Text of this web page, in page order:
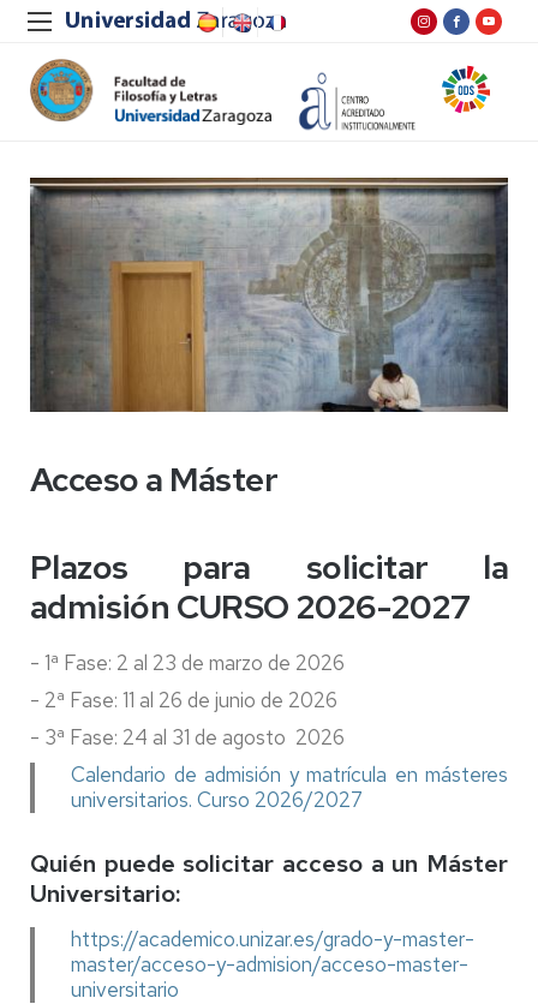
Acceso a Máster
Plazos para solicitar la
admisión CURSO 2026-2027
- 1ª Fase: 2 al 23 de marzo de 2026
- 2ª Fase: 11 al 26 de junio de 2026
- 3ª Fase: 24 al 31 de agosto 2026
Calendario de admisión y matrícula en másteres
universitarios. Curso 2026/2027
Quién puede solicitar acceso a un Máster
Universitario:
https://academico.unizar.es/grado-y-master-
master/acceso-y-admision/acceso-master-
universitario